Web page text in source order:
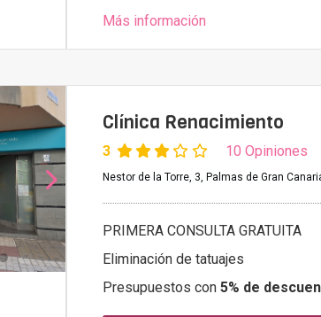
Más información
Clínica Renacimiento
3 10 Opiniones
Nestor de la Torre, 3, Palmas de Gran
PRIMERA CONSULTA GRATUITA
Eliminación de tatuajes
Presupuestos con 5% de